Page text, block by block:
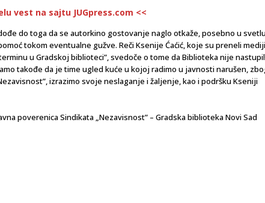
vest na sajtu JUGpress.com <<
do toga da se autorkino gostovanje naglo otkaže, posebno u svetlu
tokom eventualne gužve. Reči Ksenije Ćaćić, koje su preneli
u Gradskoj biblioteci”, svedoče o tome da Biblioteka nije
takođe da je time ugled kuće u kojoj radimo u javnosti narušen,
izrazimo svoje neslaganje i žaljenje, kao i podršku Kseniji
poverenica Sindikata „Nezavisnost” – Gradska biblioteka Novi Sad